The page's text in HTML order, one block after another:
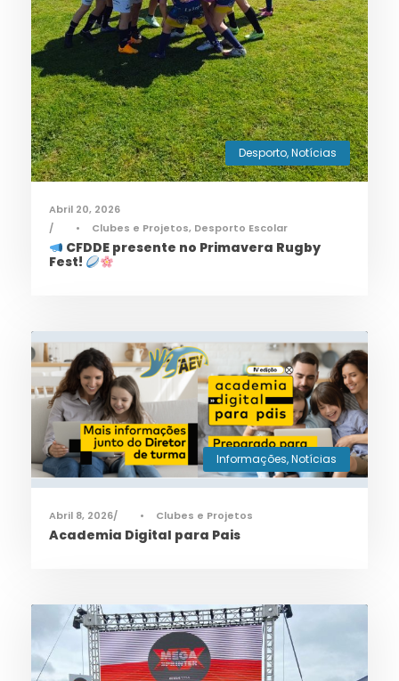
Desporto,Notícias
Abril 20, 2026
•
Clubes e Projetos, Desporto Escolar
CFDDE presente no Primavera Rugby
Fest!
Informações,Notícias
Abril 8, 2026 • Clubes e Projetos
Academia Digital para Pais